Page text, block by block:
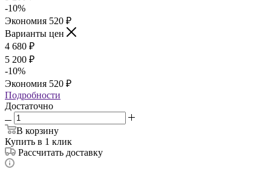
-10%
Экономия 520 ₽
Варианты цен
4 680 ₽
5 200 ₽
-10%
Экономия 520 ₽
Подробности
Достаточно
В корзину
Купить в 1 клик
Рассчитать доставку